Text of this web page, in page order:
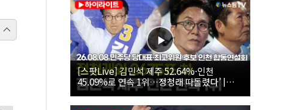
[스팟Live] 김민석 제주 52.64%·인천
45.09%로 연속 1위…정청래 따돌렸다’ |
26.08.08 더불어민주당 당대표·최고위원 후
보 인천 합동연설회